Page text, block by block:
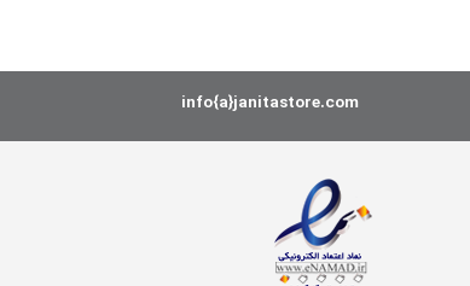
info{a}janitastore.com